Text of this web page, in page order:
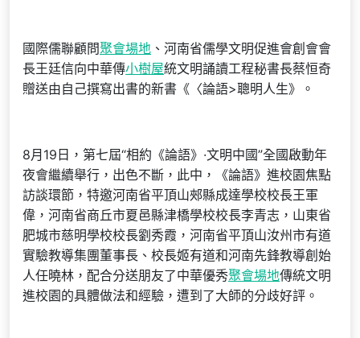
國際儒聯顧問聚會場地 、河南省儒學文明促進會創會會
長王廷信向中華傳小樹屋統文明誦讀工程秘書長蔡恒奇
贈送由自己撰寫出書的新書《〈論語>聰明人生》。
8月19日，第七屆“相約《論語》·文明中國”全國啟動年
夜會繼續舉行，出色不斷，此中，《論語》進校園焦點
訪談環節，特邀河南省平頂山郟縣成達學校校長王軍
偉，河南省商丘市夏邑縣津橋學校校長李青志，山東省
肥城市慈明學校校長劉秀霞，河南省平頂山汝州市有道
實驗教導集團董事長、校長姬有道和河南先鋒教導創始
人任曉林，配合分送朋友了中華優秀聚會場地傳統文明
進校園的具體做法和經驗，遭到了大師的分歧好評。